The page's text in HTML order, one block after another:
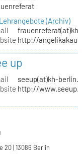
(Archiv)
http://
up
seeup(at)kh-
http://
| 13086 Berlin